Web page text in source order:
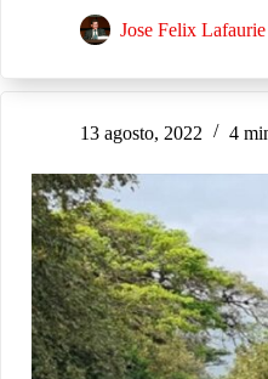
Jose Felix Lafaurie
13 agosto, 2022 4